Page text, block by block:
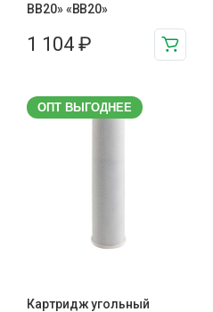
BB20» «BB20»
1 104 ₽
ОПТ ВЫГОДНЕЕ
Картридж угольный